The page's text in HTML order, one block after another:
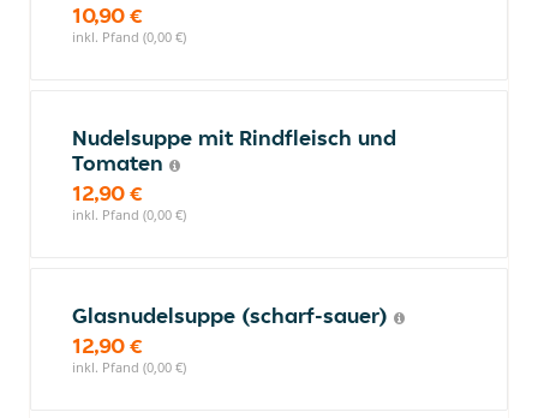
10,90 €
inkl. Pfand (0,00 €)
Nudelsuppe mit Rindfleisch und
Tomaten
12,90 €
inkl. Pfand (0,00 €)
Glasnudelsuppe (scharf-sauer)
12,90 €
inkl. Pfand (0,00 €)